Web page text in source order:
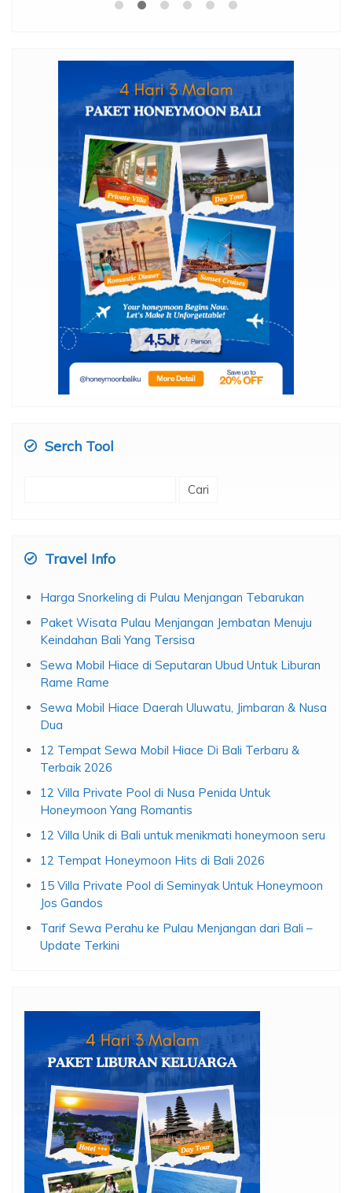
Serch Tool
Travel Info
Harga Snorkeling di Pulau Menjangan Tebarukan
Paket Wisata Pulau Menjangan Jembatan Menuju
Keindahan Bali Yang Tersisa
Sewa Mobil Hiace di Seputaran Ubud Untuk Liburan
Rame Rame
Sewa Mobil Hiace Daerah Uluwatu, Jimbaran & Nusa
Dua
12 Tempat Sewa Mobil Hiace Di Bali Terbaru &
Terbaik 2026
12 Villa Private Pool di Nusa Penida Untuk
Honeymoon Yang Romantis
12 Villa Unik di Bali untuk menikmati honeymoon seru
12 Tempat Honeymoon Hits di Bali 2026
15 Villa Private Pool di Seminyak Untuk Honeymoon
Jos Gandos
Tarif Sewa Perahu ke Pulau Menjangan dari Bali –
Update Terkini